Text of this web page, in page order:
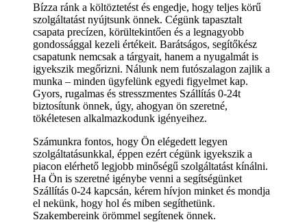
Bízza ránk a költöztetést és engedje, hogy teljes körű
szolgáltatást nyújtsunk önnek. Cégünk tapasztalt
csapata precízen, körültekintően és a legnagyobb
gondossággal kezeli értékeit. Barátságos, segítőkész
csapatunk nemcsak a tárgyait, hanem a nyugalmát is
igyekszik megőrizni. Nálunk nem futószalagon zajlik a
munka – minden ügyfelünk egyedi figyelmet kap.
Gyors, rugalmas és stresszmentes Szállítás 0-24t
biztosítunk önnek, úgy, ahogyan ön szeretné,
tökéletesen alkalmazkodunk igényeihez.
Számunkra fontos, hogy Ön elégedett legyen
szolgáltatásunkkal, éppen ezért cégünk igyekszik a
piacon elérhető legjobb minőségű szolgáltatást kínálni.
Ha Ön is szeretné igénybe venni a segítségünket
Szállítás 0-24 kapcsán, kérem hívjon minket és mondja
el nekünk, hogy hol és miben segíthetünk.
Szakembereink örömmel segítenek önnek.